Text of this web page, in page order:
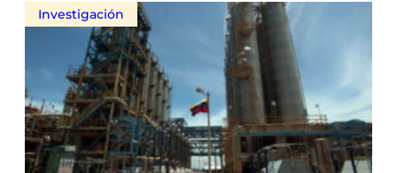
Investigación